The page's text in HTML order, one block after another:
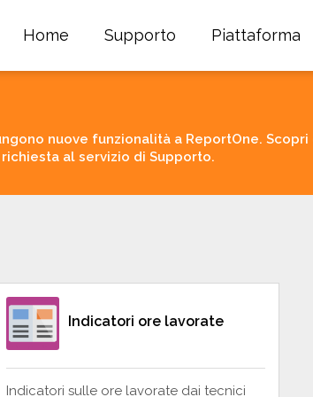
Home Supporto Piattaforma
nuove funzionalità a ReportOne.
al servizio di Supporto.
Indicatori ore lavorate
Indicatori sulle ore lavorate dai tecnici